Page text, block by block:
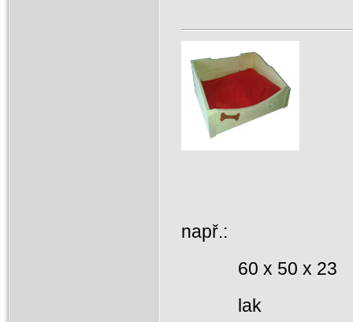
např.:
60 x 50 x 23
lak